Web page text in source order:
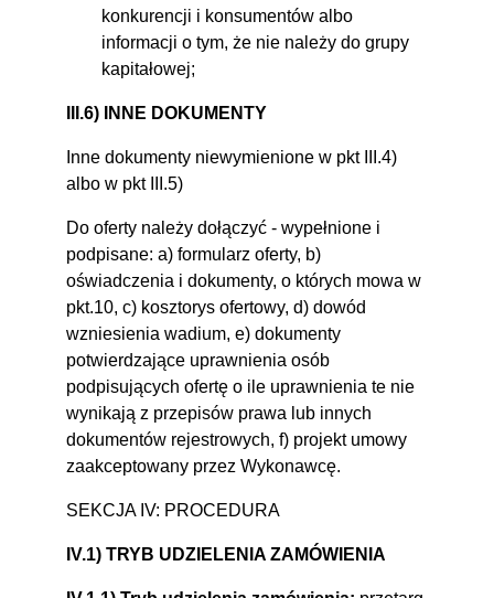
konkurencji i konsumentów albo
informacji o tym, że nie należy do grupy
kapitałowej;
III.6) INNE DOKUMENTY
Inne dokumenty niewymienione w pkt III.4)
albo w pkt III.5)
Do oferty należy dołączyć - wypełnione i
podpisane: a) formularz oferty, b)
oświadczenia i dokumenty, o których mowa w
pkt.10, c) kosztorys ofertowy, d) dowód
wzniesienia wadium, e) dokumenty
potwierdzające uprawnienia osób
podpisujących ofertę o ile uprawnienia te nie
wynikają z przepisów prawa lub innych
dokumentów rejestrowych, f) projekt umowy
zaakceptowany przez Wykonawcę.
SEKCJA IV: PROCEDURA
IV.1) TRYB UDZIELENIA ZAMÓWIENIA